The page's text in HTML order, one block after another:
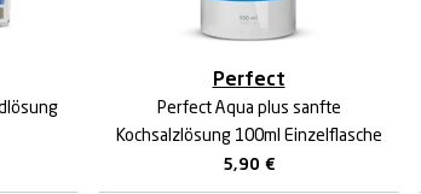
Perfect
Perfect Aqua plus sanfte
Kochsalzlösung 100ml Einzelflasche
5,90 €